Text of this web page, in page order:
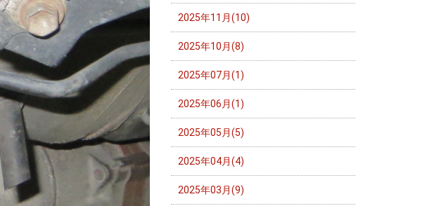
2025年11月(10)
2025年10月(8)
2025年07月(1)
2025年06月(1)
2025年05月(5)
2025年04月(4)
2025年03月(9)